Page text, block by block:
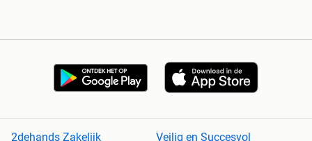
2dehands Zakelijk Veilig en Succesvol